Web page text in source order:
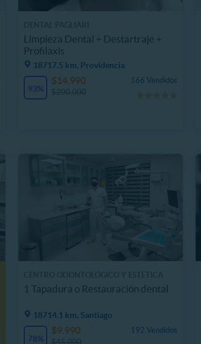
Limpieza Dental + Destartraje +
Profilaxis
18717.5 km, Providencia
93%
166 Vendidos
$14.990
1 Tapadura o Restauración dental
18714.1 km, Santiago
78%
192 Vendidos
$9.990